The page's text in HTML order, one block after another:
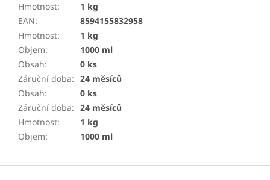
Hmotnost:
1 kg
EAN:
8594155832958
Hmotnost:
1 kg
Objem:
1000 ml
Obsah:
0 ks
Záruční doba: 24 měsíců
Obsah:
0 ks
Záruční doba: 24 měsíců
Hmotnost:
1 kg
Objem: 1000 ml
Z